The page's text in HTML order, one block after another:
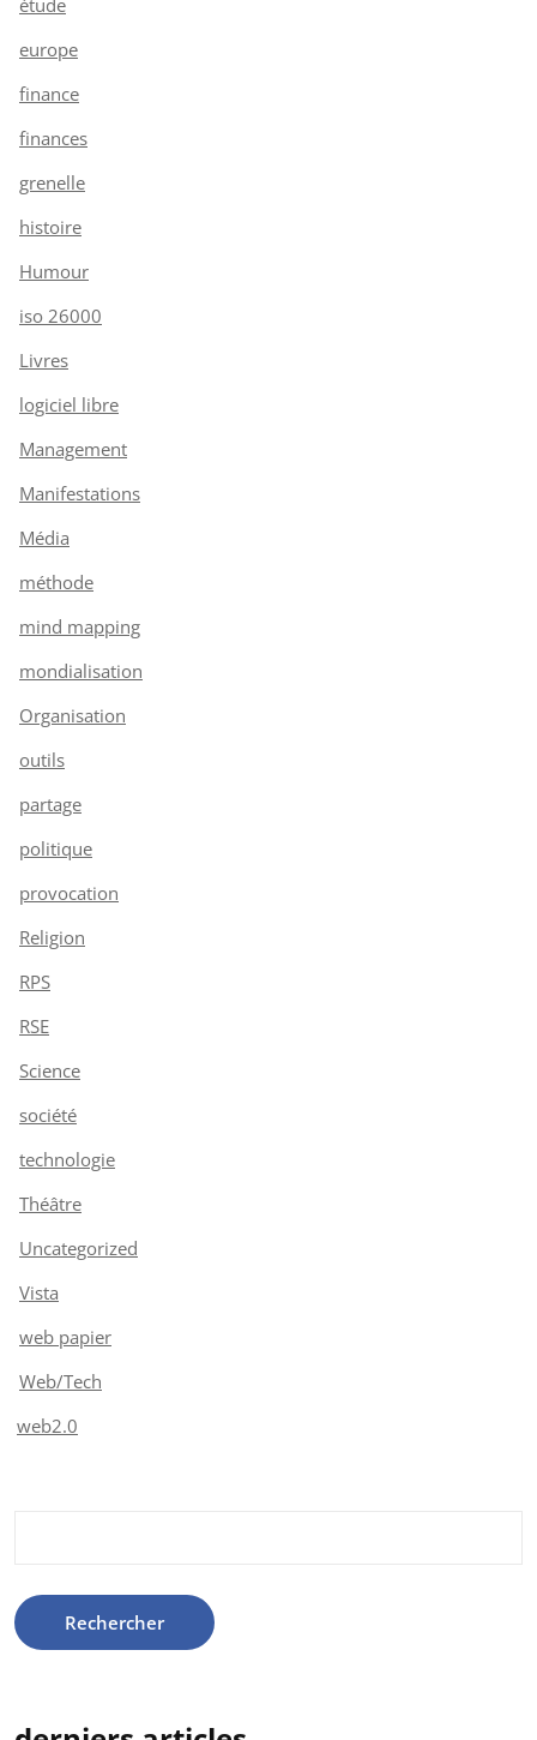
europe
finance
finances
grenelle
histoire
Humour
iso 26000
Livres
logiciel libre
Management
Manifestations
Média
méthode
mind mapping
mondialisation
Organisation
outils
partage
politique
provocation
Religion
RPS
RSE
Science
société
technologie
Théâtre
Uncategorized
Vista
web papier
Web/Tech
web2.0